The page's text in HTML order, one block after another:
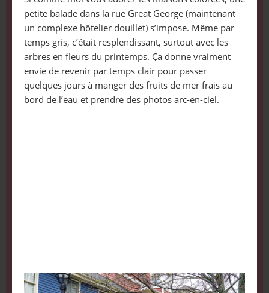
petite balade dans la rue Great George (maintenant
un complexe hôtelier douillet) s’impose. Même par
temps gris, c’était resplendissant, surtout avec les
arbres en fleurs du printemps. Ça donne vraiment
envie de revenir par temps clair pour passer
quelques jours à manger des fruits de mer frais au
bord de l’eau et prendre des photos arc-en-ciel.